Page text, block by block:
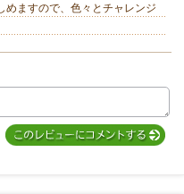
めますので、色々とチャレンジ